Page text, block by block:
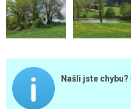
Našli jste chybu?